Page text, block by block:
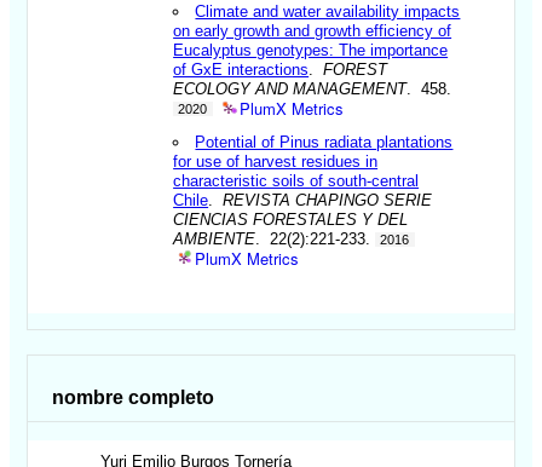
Climate and water availability impacts
on early growth and growth efficiency of
Eucalyptus genotypes: The importance
of GxE interactions .FOREST
ECOLOGY AND MANAGEMENT. 458.
2020 PlumX Metrics
Potential of Pinus radiata plantations
for use of harvest residues in
characteristic soils of south-central
Chile .REVISTA CHAPINGO SERIE
CIENCIAS FORESTALES Y DEL
AMBIENTE . 22(2):221-233. 2016
PlumX Metrics
nombre completo
Yuri Emilio Burgos Tornería